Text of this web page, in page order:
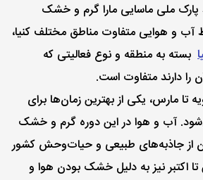
ملی ماسایی مارا گرم و خشک
آب و هوایی متفاوت مناطق مختلف کنیا،
بسته به منطقه و نوع فعالیتی که
را دارند متفاوت است.
تا مارس، یکی از بهترین زمان‌ها برای
آب و هوا در این دوره گرم و خشک
از جاذبه‌های طبیعی و حیات‌وحش کشور
اکتبر نیز به دلیل خشک بودن هوا و